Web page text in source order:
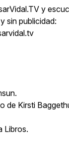
y
sin publicidad:
de Kirsti
Libros.